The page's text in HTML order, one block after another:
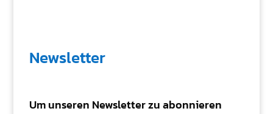
Newsletter
Um unseren Newsletter zu abonnieren